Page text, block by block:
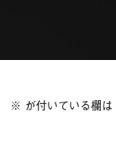
※ が付いている欄は